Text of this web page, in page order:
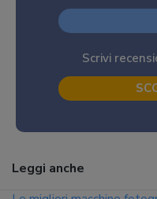
Scrivi
Leggi anche